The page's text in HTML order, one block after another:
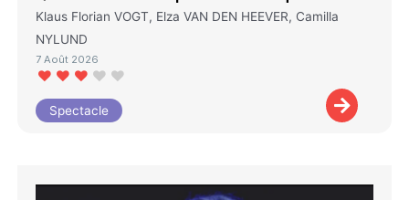
Klaus Florian VOGT, Elza VAN DEN HEEVER, Camilla
NYLUND
7 Août 2026
Spectacle